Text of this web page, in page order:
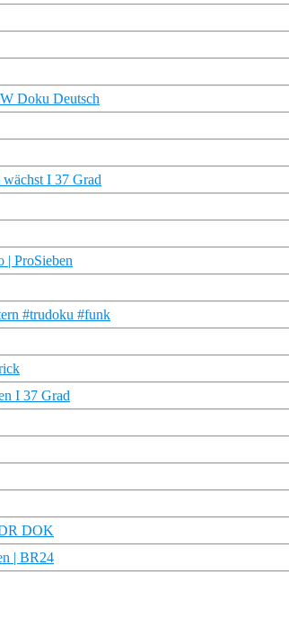
Doku Deutsch
I 37 Grad
| ProSieben
#trudoku #funk
I 37 Grad
DOK
| BR24